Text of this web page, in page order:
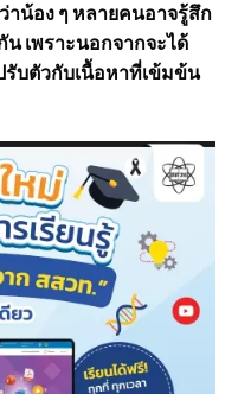
าน้อง ๆ หลายคนอาจรู้สึก
เพราะนอกจากจะได้
รับตัวกับเนื้อหาที่เข้มข้น